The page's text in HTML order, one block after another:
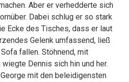
Aber er verhedderte sich
Dabei schlug er so stark
Ecke des Tisches, dass er laut
Gelenk umfassend, ließ
fallen. Stöhnend, mit
Dennis sich hin und her.
mit den beleidigensten